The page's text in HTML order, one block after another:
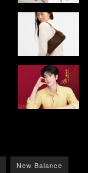
New Balance